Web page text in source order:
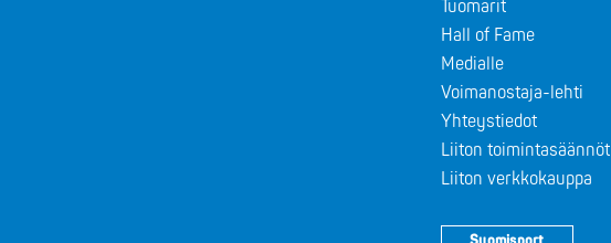
Tuomarit
Hall of Fame
Medialle
Voimanostaja-lehti
Yhteystiedot
Liiton toimintasäännöt
Liiton verkkokauppa